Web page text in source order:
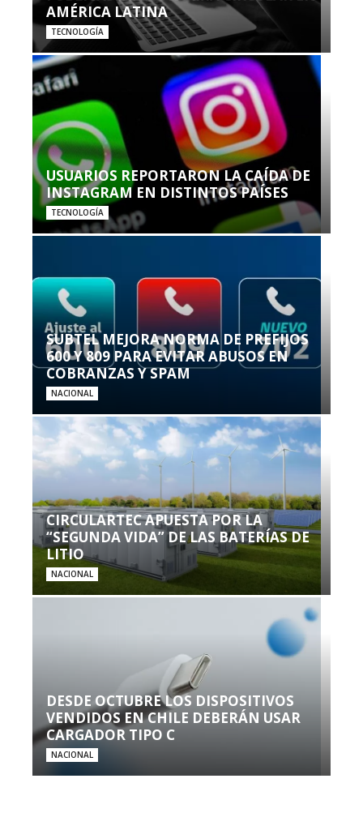
AMÉRICA LATINA
TECNOLOGÍA
USUARIOS REPORTARON LA CAÍDA DE
INSTAGRAM EN DISTINTOS PAÍSES
TECNOLOGÍA
SUBTEL MEJORA NORMA DE PREFIJOS
600 Y 809 PARA EVITAR ABUSOS EN
COBRANZAS Y SPAM
NACIONAL
CIRCULARTEC APUESTA POR LA
“SEGUNDA VIDA” DE LAS BATERÍAS DE
LITIO
NACIONAL
DESDE OCTUBRE LOS DISPOSITIVOS
VENDIDOS EN CHILE DEBERÁN USAR
CARGADOR TIPO C
NACIONAL